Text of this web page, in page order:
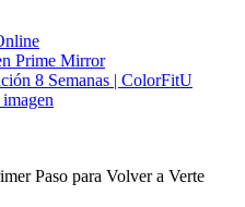
Prime Mirror
8 Semanas | ColorFitU
Paso para Volver a Verte